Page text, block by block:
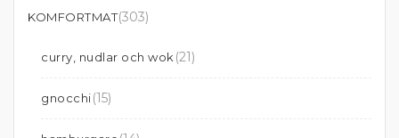
KOMFORTMAT(303)
curry, nudlar och wok (21)
gnocchi(15)